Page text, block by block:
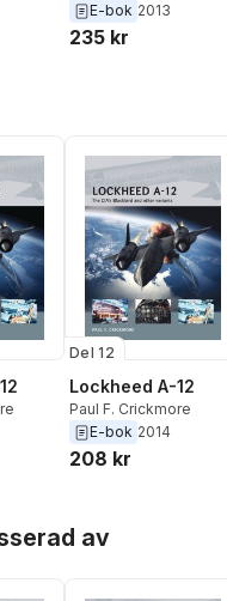
E-bok 2013
235 kr
Del 12
Lockheed A-12
Paul F. Crickmore
E-bok 2014
208 kr
av